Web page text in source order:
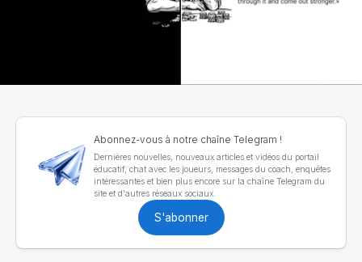
Abonnez-vous à notre chaîne Telegram !
Dernières nouvelles, nouveaux articles et vidéos du portail
éducatif, chat avec les joueurs, messages du coach, enquêtes
intéressantes et bien plus encore sur la chaîne Telegram du
site et d'autres réseaux sociaux.
S'abonner